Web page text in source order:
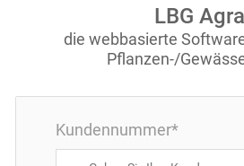
LBG
die webbasierte
Pflanzen-/
Kundennummer*